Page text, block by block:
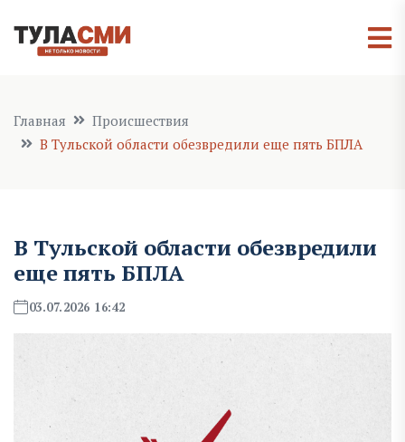
Главная
Происшествия
В Тульской области обезвредили еще пять БПЛА
В Тульской области обезвредили
еще пять БПЛА
03.07.2026 16:42